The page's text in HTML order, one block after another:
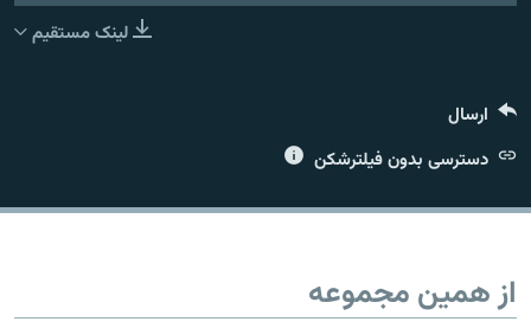
لینک مستقیم
ارسال
دسترسی بدون فیلترشکن
از همین مجموعه